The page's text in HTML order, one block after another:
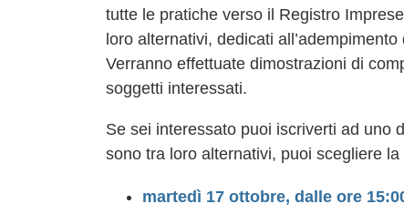
tutte le pratiche verso il Registro
loro alternativi, dedicati
Verranno effettuate dimostrazioni di
soggetti interessati.
Se sei interessato puoi iscriverti ad uno
sono tra loro alternativi, puoi scegliere
martedì 17 ottobre, dalle ore